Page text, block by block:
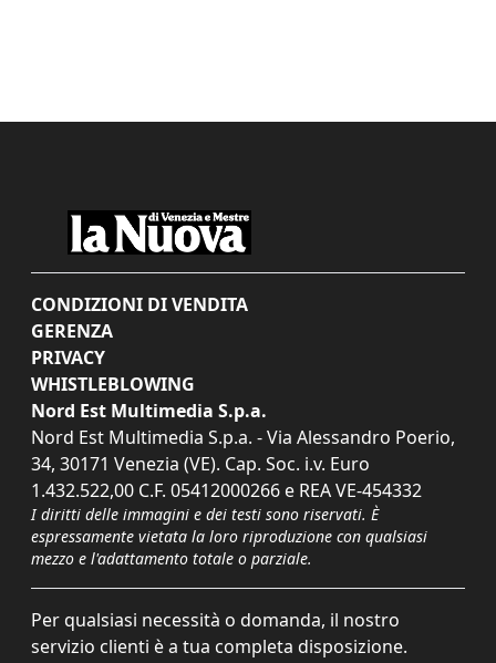
CONDIZIONI DI VENDITA
GERENZA
PRIVACY
WHISTLEBLOWING
Nord Est Multimedia S.p.a.
Nord Est Multimedia S.p.a. - Via Alessandro Poerio,
34, 30171 Venezia (VE). Cap. Soc. i.v. Euro
1.432.522,00 C.F. 05412000266 e REA VE-454332
I diritti delle immagini e dei testi sono riservati. È
espressamente vietata la loro riproduzione con qualsiasi
mezzo e l'adattamento totale o parziale.
Per qualsiasi necessità o domanda, il nostro
servizio clienti è a tua completa disposizione.